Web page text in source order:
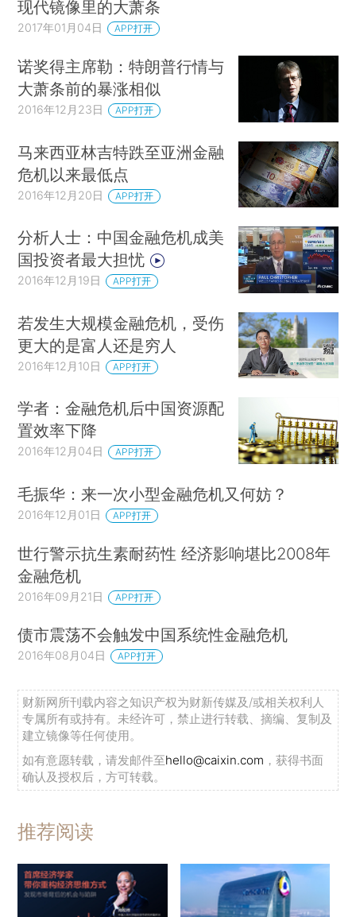
现代镜像里的大萧条
2017年01月04日 APP打开
诺奖得主席勒：特朗普行情与
大萧条前的暴涨相似
2016年12月23日 APP打开
马来西亚林吉特跌至亚洲金融
危机以来最低点
2016年12月20日 APP打开
分析人士：中国金融危机成美
国投资者最大担忧
2016年12月19日 APP打开
若发生大规模金融危机，受伤
更大的是富人还是穷人
2016年12月10日 APP打开
学者：金融危机后中国资源配
置效率下降
2016年12月04日 APP打开
毛振华：来一次小型金融危机又何妨？
2016年12月01日 APP打开
世行警示抗生素耐药性 经济影响堪比2008年
金融危机
2016年09月21日 APP打开
债市震荡不会触发中国系统性金融危机
2016年08月04日 APP打开
财新网所刊载内容之知识产权为财新传媒及/或相关权利人
专属所有或持有。未经许可，禁止进行转载、摘编、复制及
建立镜像等任何使用。
如有意愿转载，请发邮件至hello@caixin.com ，获得书面
确认及授权后，方可转载。
推荐阅读